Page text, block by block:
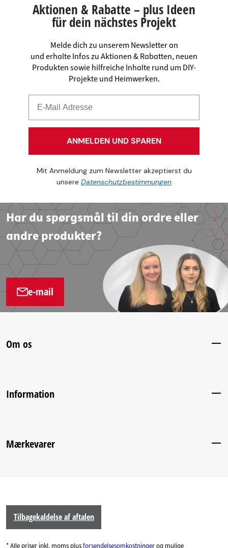
Aktionen & Rabatte – plus Ideen
für dein nächstes Projekt
Melde dich zu unserem Newsletter an
und erhalte Infos zu Aktionen & Rabatten, neuen
Produkten sowie hilfreiche Inhalte rund um DIY-
Projekte und Heimwerken.
ANMELDEN UND SPAREN
Mit Anmeldung zum Newsletter akzeptierst du
unsere Datenschutzbestimmungen
Har du spørgsmål til din ordre eller
andre produkter?
e-mail
Om os
Information
Mærkevarer
Tilbagekaldelse af aftalen
* Alle priser inkl. moms plusforsendelsesomkostningerog mulige